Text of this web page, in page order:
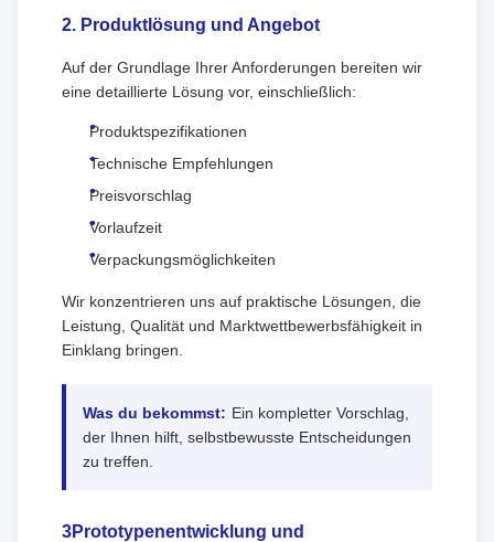
2. Produktlösung und Angebot
Auf der Grundlage Ihrer Anforderungen bereiten wir
eine detaillierte Lösung vor, einschließlich:
Produktspezifikationen
Technische Empfehlungen
Preisvorschlag
Vorlaufzeit
Verpackungsmöglichkeiten
Wir konzentrieren uns auf praktische Lösungen, die
Leistung, Qualität und Marktwettbewerbsfähigkeit in
Einklang bringen.
Was du bekommst: Ein kompletter Vorschlag,
der Ihnen hilft, selbstbewusste Entscheidungen
zu treffen.
3Prototypenentwicklung und